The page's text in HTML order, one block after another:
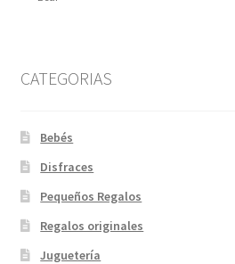
CATEGORIAS
Bebés
Disfraces
Pequeños Regalos
Regalos originales
Juguetería